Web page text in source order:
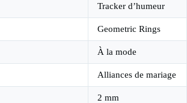
Tracker d’humeur
Geometric Rings
À la mode
Alliances de mariage
2 mm